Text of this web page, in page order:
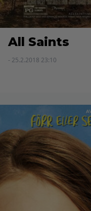
All Saints
- 25.2.2018 23:10